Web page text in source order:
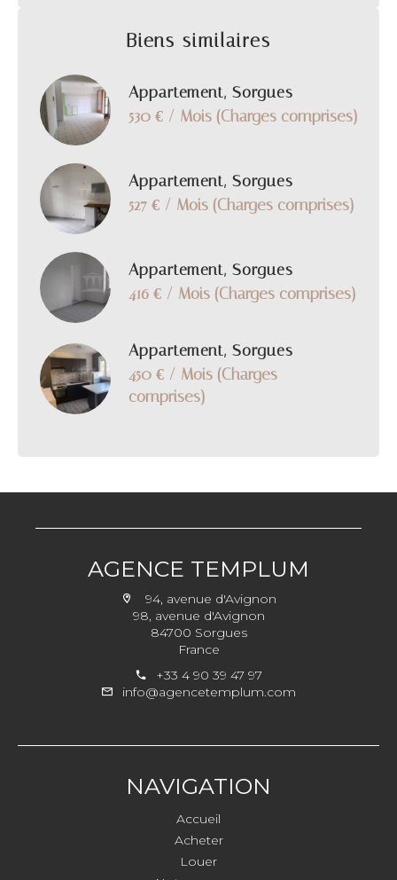
Biens similaires
Appartement, Sorgues
530 € / Mois (Charges comprises)
Appartement, Sorgues
527 € / Mois (Charges comprises)
Appartement, Sorgues
416 € / Mois (Charges comprises)
Appartement, Sorgues
450 € / Mois (Charges
comprises)
AGENCE TEMPLUM
94, avenue d'Avignon
98, avenue d'Avignon
84700 Sorgues
France
+33 4 90 39 47 97
info@agencetemplum.com
NAVIGATION
Accueil
Acheter
Louer